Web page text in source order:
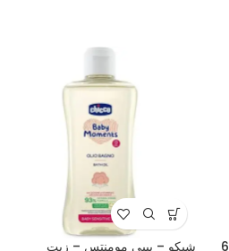
بلدينا – بليدين فواكه وحليب من 6
شيكو – بيبي مومنتس – زيت